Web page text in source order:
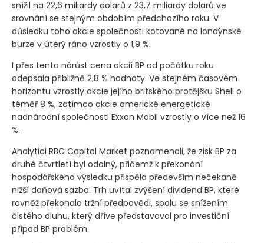
snížil na 22,6 miliardy dolarů z 23,7 miliardy dolarů ve
srovnání se stejným obdobím předchozího roku. V
důsledku toho akcie společnosti kotované na londýnské
burze v úterý ráno vzrostly o 1,9 %.
I přes tento nárůst cena akcií BP od počátku roku
odepsala přibližně 2,8 % hodnoty. Ve stejném časovém
horizontu vzrostly akcie jejího britského protějšku Shell o
téměř 8 %, zatímco akcie americké energetické
nadnárodní společnosti Exxon Mobil vzrostly o více než 16
%.
Analytici RBC Capital Market poznamenali, že zisk BP za
druhé čtvrtletí byl odolný, přičemž k překonání
hospodářského výsledku přispěla především nečekaně
nižší daňová sazba. Trh uvítal zvýšení dividend BP, které
rovněž překonalo tržní předpovědi, spolu se snížením
čistého dluhu, který dříve představoval pro investiční
případ BP problém.